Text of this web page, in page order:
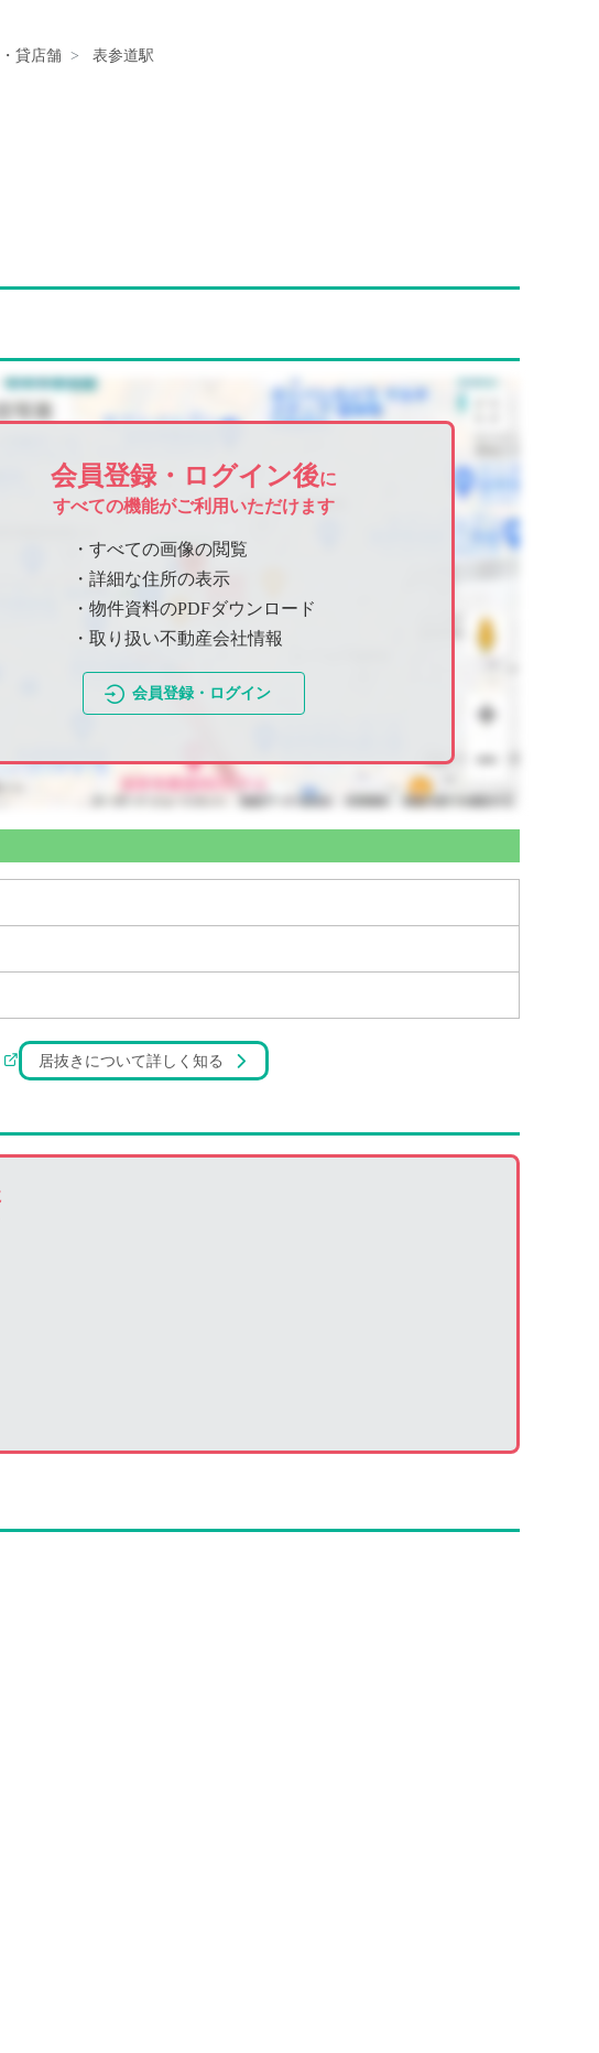
貸店舗
表参道駅
会員登録・ログイン後に
すべての機能がご利用いただけます
・すべての画像の閲覧
・詳細な住所の表示
・物件資料のPDFダウンロード
・取り扱い不動産会社情報
会員登録・ログイン
居抜きについて詳しく知る